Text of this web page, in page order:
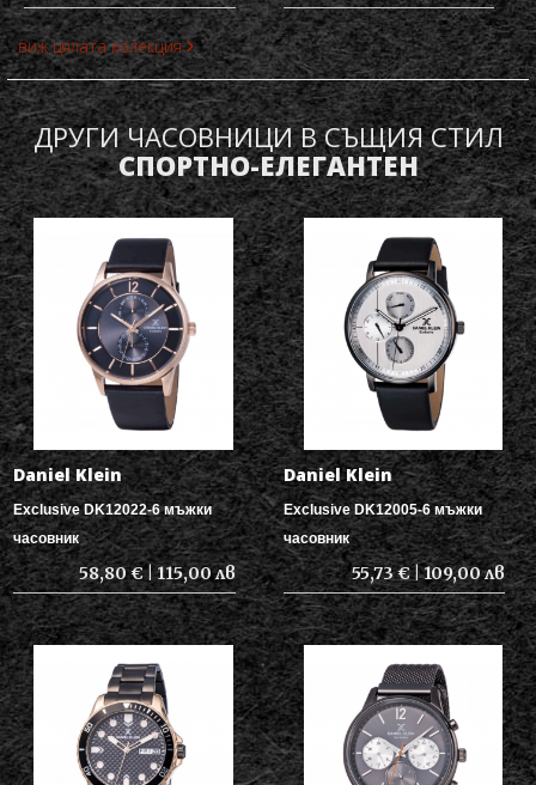
виж цялата колекция
ДРУГИ ЧАСОВНИЦИ В СЪЩИЯ СТИЛ
СПОРТНО-ЕЛЕГАНТЕН
Daniel Klein
Exclusive DK12022-6 мъжки
часовник
58,80 € | 115,00 лв
Daniel Klein
Exclusive DK12005-6 мъжки
часовник
55,73 € | 109,00 лв